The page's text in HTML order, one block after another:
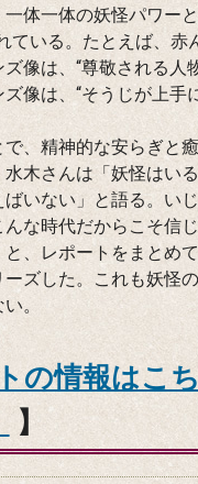
体一体の妖怪パワー
ている。たとえば、赤
像は、“尊敬される人
像は、“そうじが上手
、精神的な安らぎと
水木さんは「妖怪はい
ばいない」と語る。い
な時代だからこそ信
、レポートをまとめ
ーズした。これも妖怪
。
の情報はこ
】